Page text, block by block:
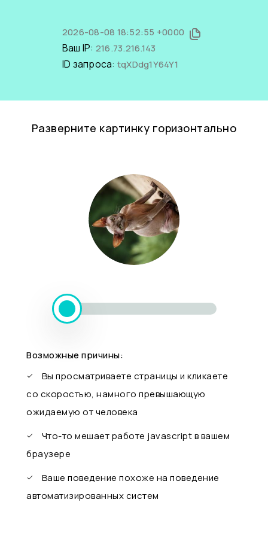
2026-08-08 18:52:55 +0000
Ваш IP: 216.73.216.143
ID запроса: tqXDdg1Y64Y1
Разверните картинку горизонтально
Возможные причины:
Вы просматриваете страницы и кликаете
со скоростью, намного превышающую
ожидаемую от человека
Что-то мешает работе javascript в вашем
браузере
Ваше поведение похоже на поведение
автоматизированных систем